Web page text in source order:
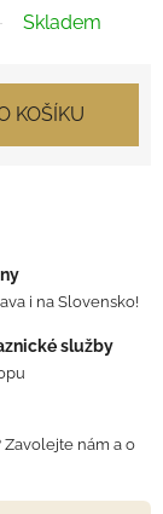
Skladem
KOŠÍKU
i na Slovensko!
služby
nám a o